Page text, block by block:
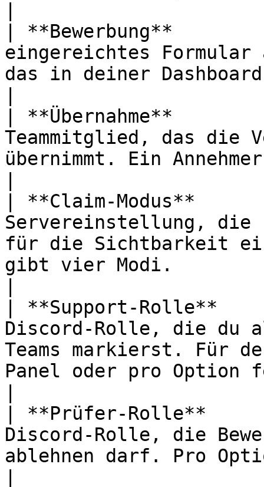
| **Bewerbung**
eingereichtes Formular
das in deiner
| **Übernahme**
Teammitglied, das die
übernimmt. Ein
| **Claim-
Servereinstellung, die
für die Sichtbarkeit
gibt vier Modi.
| **Support-
Discord-Rolle, die du
Teams markierst. Für
Panel oder pro Option
| **Prüfer-Rolle**
Discord-Rolle, die
ablehnen darf. Pro